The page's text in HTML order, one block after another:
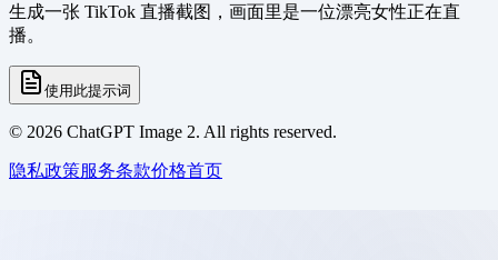
生成一张 TikTok 直播截图，画面里是一位漂亮女性正在直
播。
使用此提示词
© 2026 ChatGPT Image 2. All rights reserved.
隐私政策服务条款价格首页